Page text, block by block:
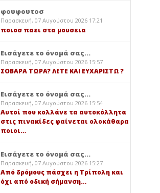
φουφουτοσ
Παρασκευή, 07 Αυγούστου 2026 17:21
ποιοσ παει στα μουσεια
Εισάγετε το όνομά σας...
Παρασκευή, 07 Αυγούστου 2026 15:57
ΣΟΒΑΡΑ ΤΩΡΑ? ΛΕΤΕ ΚΑΙ ΕΥΧΑΡΙΣΤΩ ?
Εισάγετε το όνομά σας...
Παρασκευή, 07 Αυγούστου 2026 15:54
Αυτοί που κολλάνε τα αυτοκόλλητα
στις πινακίδες φαίνεται ολοκάθαρα
ποιοι…
Εισάγετε το όνομά σας...
Παρασκευή, 07 Αυγούστου 2026 15:27
Από δρόμους πάσχει η Τρίπολη και
όχι από οδική σήμανση…